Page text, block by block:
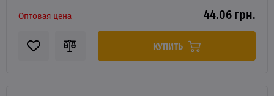
Оптовая цена 44.06 грн.
КУПИТЬ